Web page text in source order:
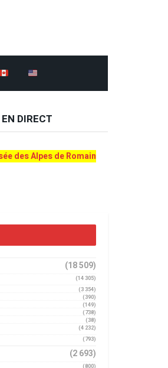
DIRECT
des Alpes de Romain
(18 509)
(14 305)
(3 354)
(390)
(149)
(738)
(38)
(4 232)
(793)
(2 693)